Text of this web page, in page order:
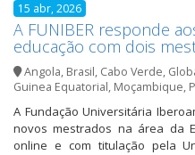
15 abr, 2026
A FUNIBER responde
educação com dois
Angola, Brasil, Cabo Verde,
Guinea Equatorial, Moçambique,
A Fundação Universitária
novos mestrados na área da
online e com titulação pela